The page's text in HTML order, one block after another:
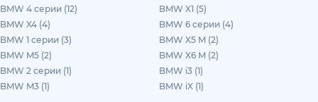
BMW 4 серии (12)
BMW X1 (5)
BMW X4 (4)
BMW 6 серии (4)
BMW 1 серии (3)
BMW X5 M (2)
BMW M5 (2)
BMW X6 M (2)
BMW 2 серии (1)
BMW i3 (1)
BMW M3 (1)
BMW iX (1)